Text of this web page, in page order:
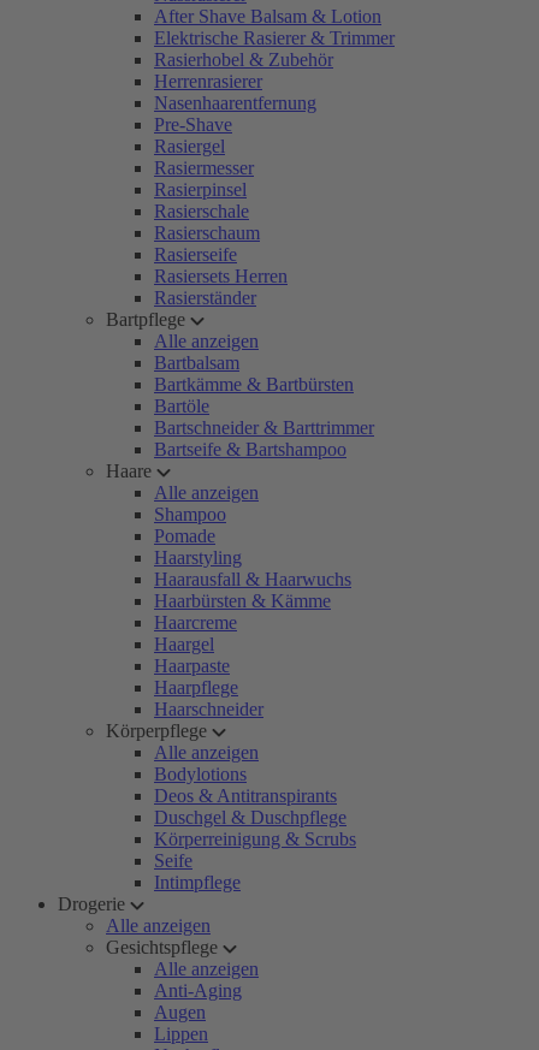
After Shave Balsam & Lotion
Elektrische Rasierer & Trimmer
Rasierhobel & Zubehör
Herrenrasierer
Nasenhaarentfernung
Pre-Shave
Rasiergel
Rasiermesser
Rasierpinsel
Rasierschale
Rasierschaum
Rasierseife
Rasiersets Herren
Rasierständer
Bartpflege
Alle anzeigen
Bartbalsam
Bartkämme & Bartbürsten
Bartöle
Bartschneider & Barttrimmer
Bartseife & Bartshampoo
Haare
Alle anzeigen
Shampoo
Pomade
Haarstyling
Haarausfall & Haarwuchs
Haarbürsten & Kämme
Haarcreme
Haargel
Haarpaste
Haarpflege
Haarschneider
Körperpflege
Alle anzeigen
Bodylotions
Deos & Antitranspirants
Duschgel & Duschpflege
Körperreinigung & Scrubs
Seife
Intimpflege
Drogerie
Alle anzeigen
Gesichtspflege
Alle anzeigen
Anti-Aging
Augen
Lippen